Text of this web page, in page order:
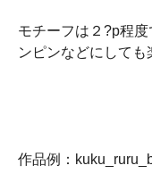
モチーフは２?p程
ンピンなどにしても
作品例：